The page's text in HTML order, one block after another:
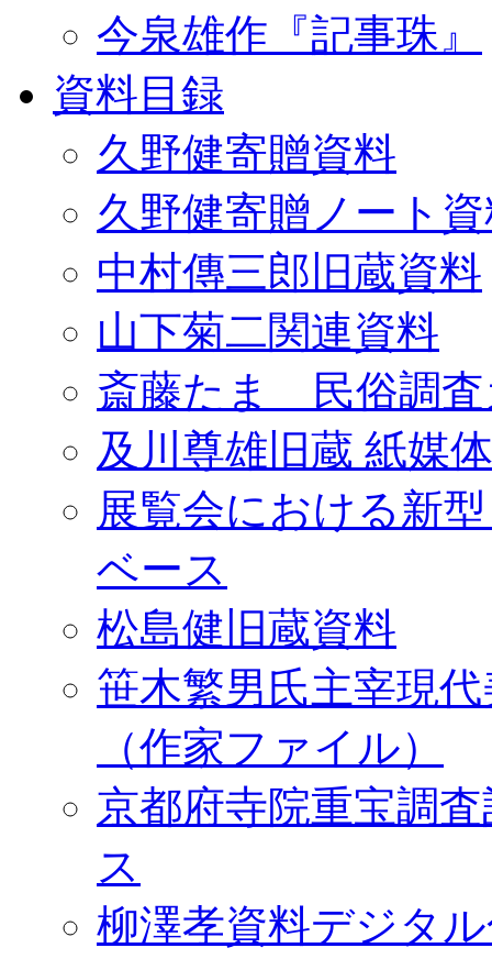
今泉雄作『記事珠』
資料目録
久野健寄贈資料
久野健寄贈ノート
中村傳三郎旧蔵資料
山下菊二関連資料
斎藤たま 民俗調査
及川尊雄旧蔵 紙媒
展覧会における新
ベース
松島健旧蔵資料
笹木繁男氏主宰現
（作家ファイル）
京都府寺院重宝調
ス
柳澤孝資料デジタ